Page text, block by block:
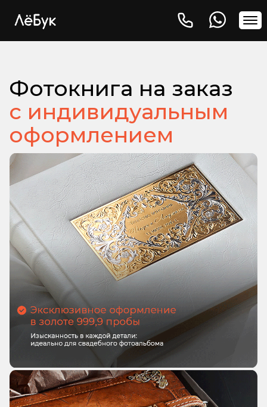
Фотокнига на заказ
с индивидуальным
оформлением